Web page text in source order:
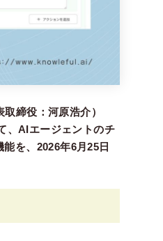
締役：河原浩介）
、AIエージェントのチ
を、2026年6月25日